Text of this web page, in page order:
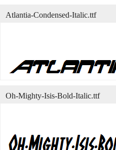
Atlantia-Condensed-Italic.ttf
Oh-Mighty-Isis-Bold-Italic.ttf